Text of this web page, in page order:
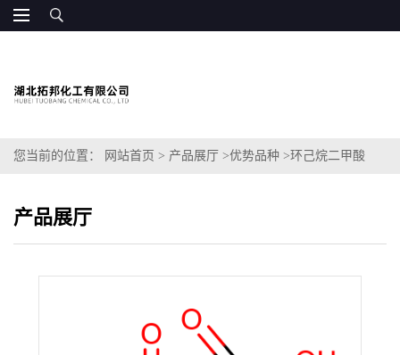
您当前的位置： 网站首页 > 产品展厅 >优势品种 >环己烷二甲酸
产品展厅